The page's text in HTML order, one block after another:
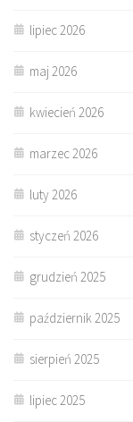
lipiec 2026
maj 2026
kwiecień 2026
marzec 2026
luty 2026
styczeń 2026
grudzień 2025
październik 2025
sierpień 2025
lipiec 2025